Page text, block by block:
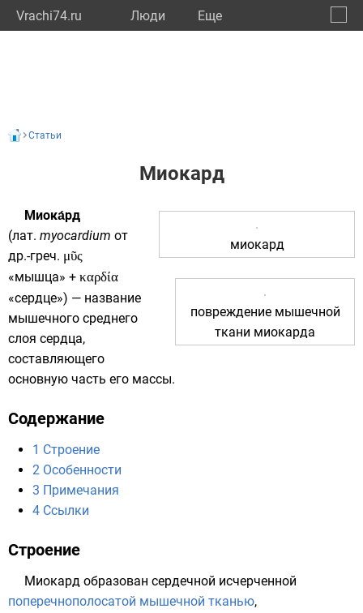
Vrachi74.ru Люди Eще
Статьи
Миокард
миокард
повреждение мышечной
ткани миокарда
Миока́рд
(лат. myocardium от
др.-греч. μῦς
«мышца» + καρδία
«сердце») — название
мышечного среднего
слоя сердца,
составляющего
основную часть его массы.
Содержание
1 Строение
2 Особенности
3 Примечания
4 Ссылки
Строение
Миокард образован сердечной исчерченной
поперечнополосатой мышечной тканью,